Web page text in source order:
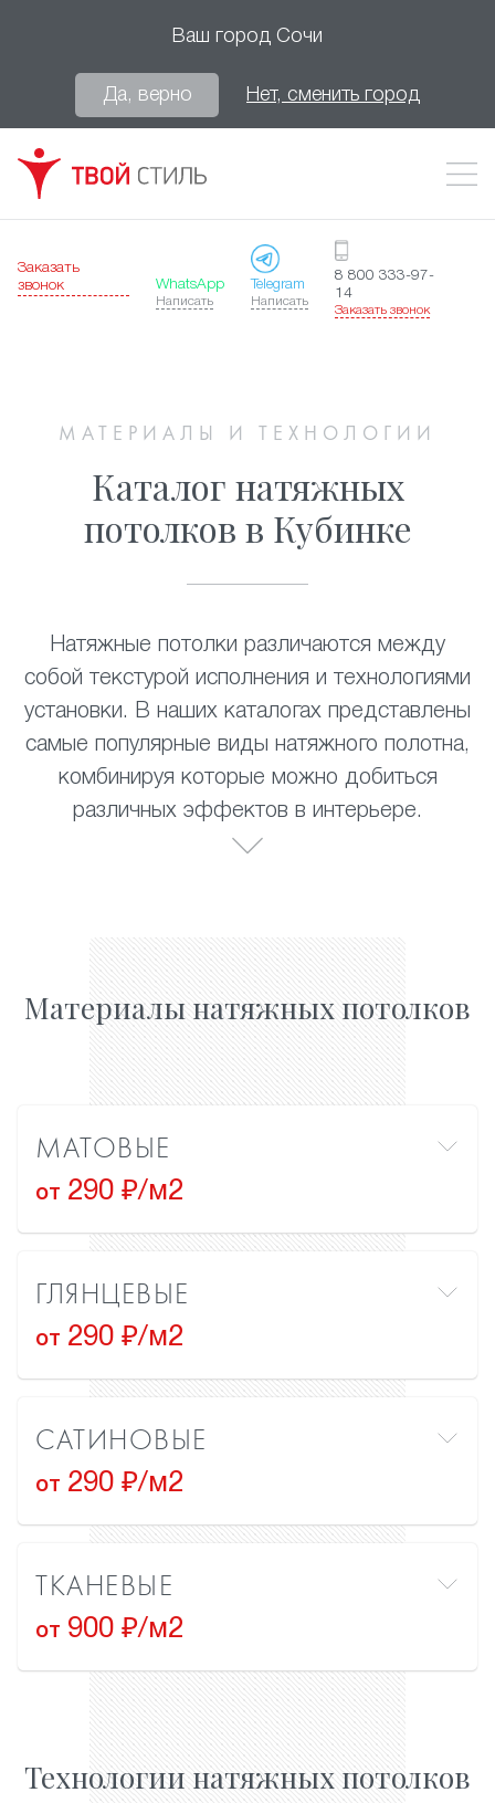
Ваш город Сочи
Да, верно Нет, сменить город
Заказать
звонок
WhatsApp
Написать
Telegram
Написать
8 800 333-97-
14
Заказать звонок
МАТЕРИАЛЫ И ТЕХНОЛОГИИ
Каталог натяжных
потолков в Кубинке
Натяжные потолки различаются между
собой текстурой исполнения и технологиями
установки. В наших каталогах представлены
самые популярные виды натяжного полотна,
комбинируя которые можно добиться
различных эффектов в интерьере.
Материалы натяжных потолков
МАТОВЫЕ
от 290 ₽/м2
ГЛЯНЦЕВЫЕ
от 290 ₽/м2
САТИНОВЫЕ
от 290 ₽/м2
ТКАНЕВЫЕ
от 900 ₽/м2
Технологии натяжных потолков